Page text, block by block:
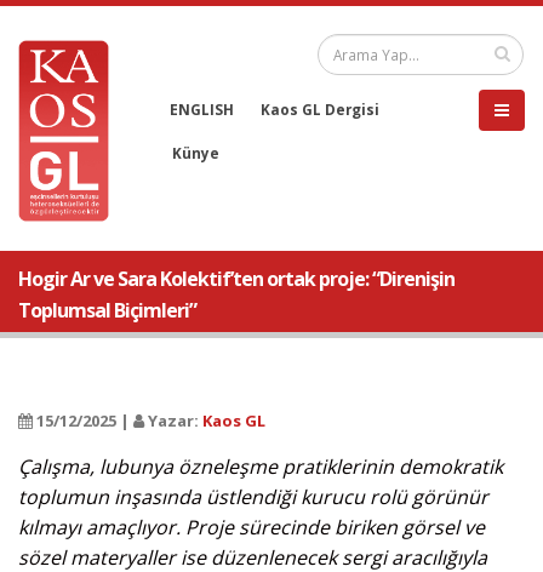
ENGLISH Kaos GL Dergisi
Künye
Hogir Ar ve Sara Kolektif’ten ortak proje: “Direnişin
Toplumsal Biçimleri”
15/12/2025 | Yazar: Kaos GL
Çalışma, lubunya özneleşme pratiklerinin demokratik
toplumun inşasında üstlendiği kurucu rolü görünür
kılmayı amaçlıyor. Proje sürecinde biriken görsel ve
sözel materyaller ise düzenlenecek sergi aracılığıyla